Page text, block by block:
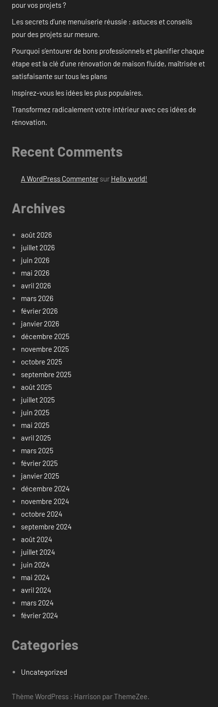
pour vos projets ?
Les secrets d’une menuiserie réussie : astuces et conseils
pour des projets sur mesure.
Pourquoi s’entourer de bons professionnels et planifier chaque
étape est la clé d’une rénovation de maison fluide, maîtrisée et
satisfaisante sur tous les plans
Inspirez-vous les idées les plus populaires.
Transformez radicalement votre intérieur avec ces idées de
rénovation.
Recent Comments
A WordPress Commentersur Hello world!
Archives
août 2026
juillet 2026
juin 2026
mai 2026
avril 2026
mars 2026
février 2026
janvier 2026
décembre 2025
novembre 2025
octobre 2025
septembre 2025
août 2025
juillet 2025
juin 2025
mai 2025
avril 2025
mars 2025
février 2025
janvier 2025
décembre 2024
novembre 2024
octobre 2024
septembre 2024
août 2024
juillet 2024
juin 2024
mai 2024
avril 2024
mars 2024
février 2024
Categories
Uncategorized
Thème WordPress : Harrison par ThemeZee.